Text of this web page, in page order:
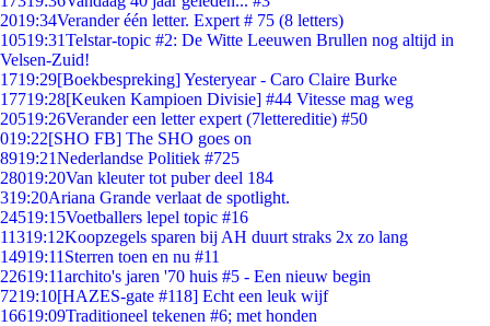
2019:34Verander één letter. Expert # 75 (8 letters)
10519:31Telstar-topic #2: De Witte Leeuwen Brullen nog altijd in
Velsen-Zuid!
1719:29[Boekbespreking] Yesteryear - Caro Claire Burke
17719:28[Keuken Kampioen Divisie] #44 Vitesse mag weg
20519:26Verander een letter expert (7lettereditie) #50
019:22[SHO FB] The SHO goes on
8919:21Nederlandse Politiek #725
28019:20Van kleuter tot puber deel 184
319:20Ariana Grande verlaat de spotlight.
24519:15Voetballers lepel topic #16
11319:12Koopzegels sparen bij AH duurt straks 2x zo lang
14919:11 Sterren toen en nu #11
22619:11archito's jaren '70 huis #5 - Een nieuw begin
7219:10[HAZES-gate #118] Echt een leuk wijf
16619:09Traditioneel tekenen #6; met honden